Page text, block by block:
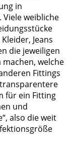
in
weibliche
Jeans
die jeweiligen
welche
Fittings
für ein Fitting
und
also die weit